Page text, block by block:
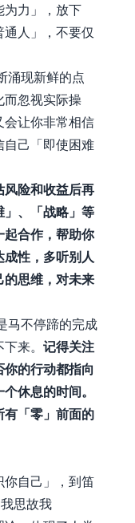
为力」，放下
通人」，不要仅
涌现新鲜的点
而忽视实际操
会让你非常相信
自己「即使困难
风险和收益后再
」、「战略」等
起合作，帮助你
成性，多听别人
的思维，对未来
马不停蹄的完成
来。 记得关注
你的行动都指向
休息的时间。
有「零」前面的
你自己」，到笛
思故我